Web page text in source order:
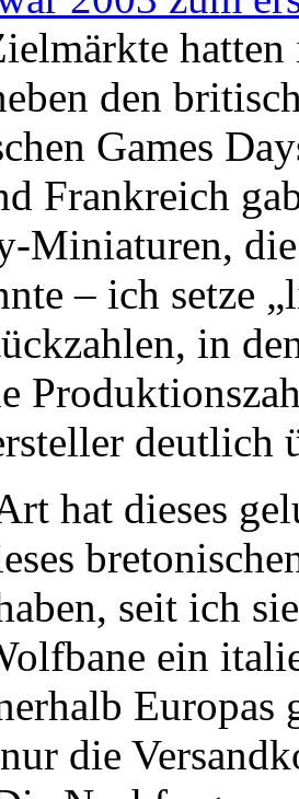
den
Games
Frankreich
Miniaturen,
– ich setze
in
deutlich
hat dieses
seit ich
ein
Europas
die